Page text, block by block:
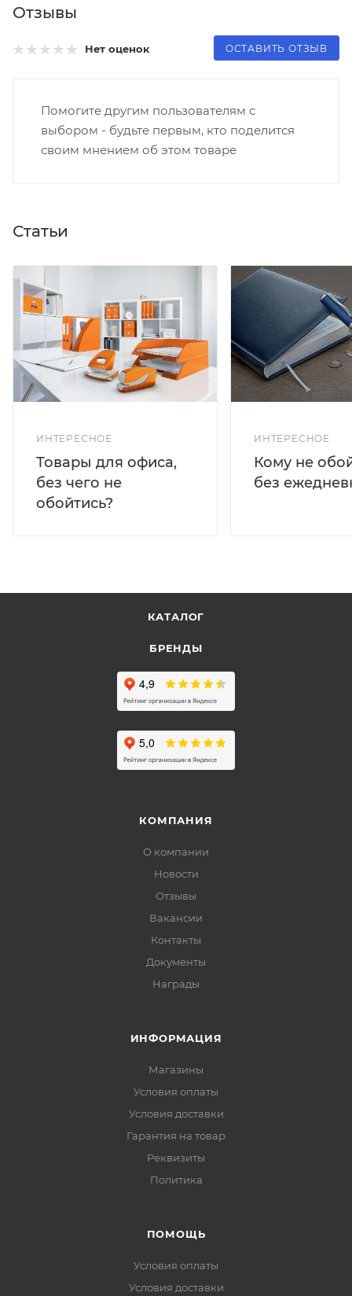
Отзывы
Нет оценок ОСТАВИТЬ ОТЗЫВ
Помогите другим пользователям с
выбором - будьте первым, кто поделится
своим мнением об этом товаре
Статьи
ИНТЕРЕСНОЕ
Товары для офиса,
без чего не
обойтись?
ИНТЕРЕСНОЕ
Кому не
без
КАТАЛОГ
БРЕНДЫ
КОМПАНИЯ
О компании
Новости
Отзывы
Вакансии
Контакты
Документы
Награды
ИНФОРМАЦИЯ
Магазины
Условия оплаты
Условия доставки
Гарантия на товар
Реквизиты
Политика
ПОМОЩЬ
Условия оплаты
Условия доставки